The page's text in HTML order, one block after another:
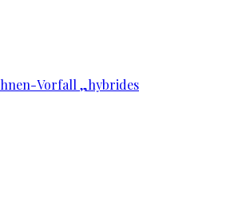
Vorfall „hybrides